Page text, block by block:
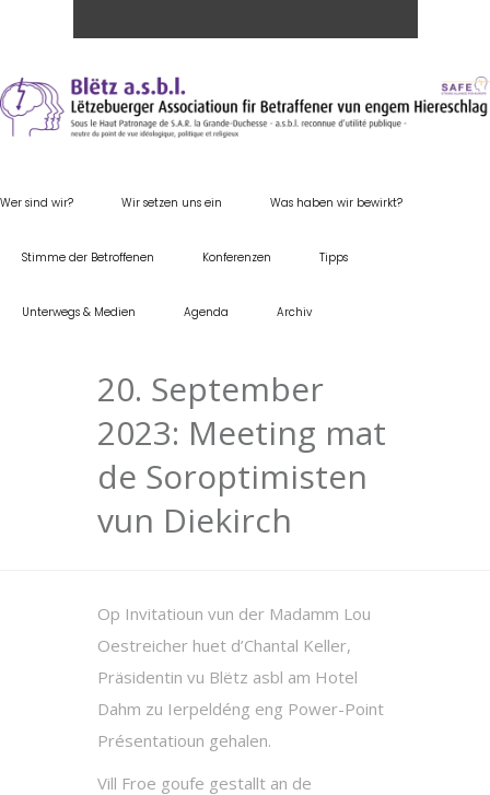
Wer sind wir? Wir setzen uns ein Was haben wir bewirkt?
Stimme der Betroffenen Konferenzen Tipps
Unterwegs & Medien Agenda Archiv
20. September
2023: Meeting mat
de Soroptimisten
vun Diekirch
Op Invitatioun vun der Madamm Lou
Oestreicher huet d’Chantal Keller,
Präsidentin vu Blëtz asbl am Hotel
Dahm zu Ierpeldéng eng Power-Point
Présentatioun gehalen.
Vill Froe goufe gestallt an de